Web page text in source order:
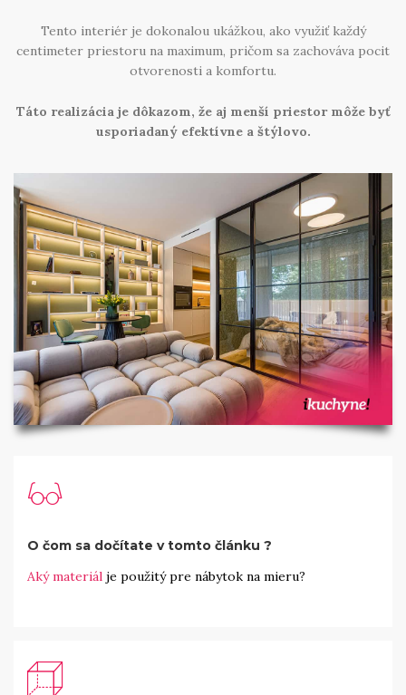
Kontakt
Tento interiér je dokonalou ukážkou, ako využiť každý
centimeter priestoru na maximum, pričom sa zachováva pocit
otvorenosti a komfortu.
Táto realizácia je dôkazom, že aj menší priestor môže byť
usporiadaný efektívne a štýlovo.
O čom sa dočítate v tomto článku ?
Aký materiál je použitý pre nábytok na mieru?